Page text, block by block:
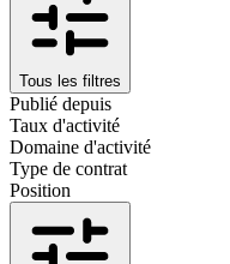
Tous les filtres
Publié depuis
Taux d'activité
Domaine d'activité
Type de contrat
Position